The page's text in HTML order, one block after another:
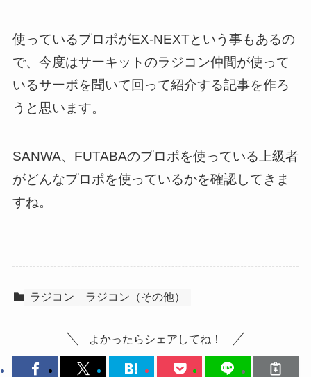
使っているプロポがEX-NEXTという事もあるの
で、今度はサーキットのラジコン仲間が使って
いるサーボを聞いて回って紹介する記事を作ろ
うと思います。
SANWA、FUTABAのプロポを使っている上級者
がどんなプロポを使っているかを確認してきま
すね。
ラジコン ラジコン（その他）
よかったらシェアしてね！